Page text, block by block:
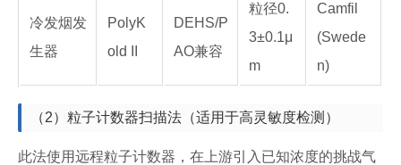
冷发烟发
生器
PolyK
old II
DEHS/P
AO兼容
粒径0.
3±0.1μ
m
Camfil
(Swede
n)
（2）粒子计数器扫描法（适用于高灵敏度检测）
此法使用远程粒子计数器，在上游引入已知浓度的挑战气